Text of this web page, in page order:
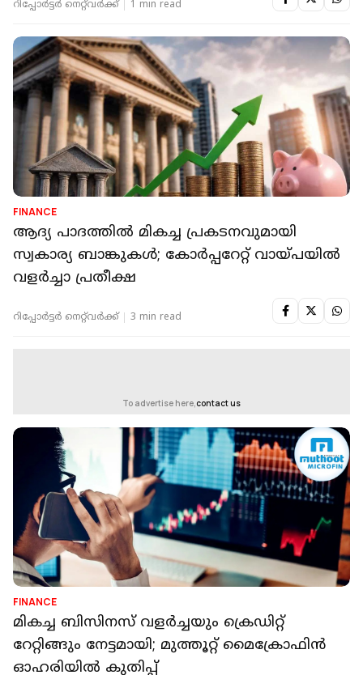
റിപ്പോർട്ടർ നെറ്റ്‌വര്‍ക്ക്‌ 1 min read
FINANCE
ആദ്യ പാദത്തില്‍ മികച്ച പ്രകടനവുമായി
സ്വകാര്യ ബാങ്കുകള്‍; കോര്‍പ്പറേറ്റ് വായ്പയില്‍
വളര്‍ച്ചാ പ്രതീക്ഷ
റിപ്പോർട്ടർ നെറ്റ്‌വര്‍ക്ക്‌ 3 min read
To advertise here, contact us
FINANCE
മികച്ച ബിസിനസ് വളർച്ചയും ക്രെഡിറ്റ്
റേറ്റിങ്ങും നേട്ടമായി; മുത്തൂറ്റ് മൈക്രോഫിൻ
ഓഹരിയിൽ കുതിപ്പ്